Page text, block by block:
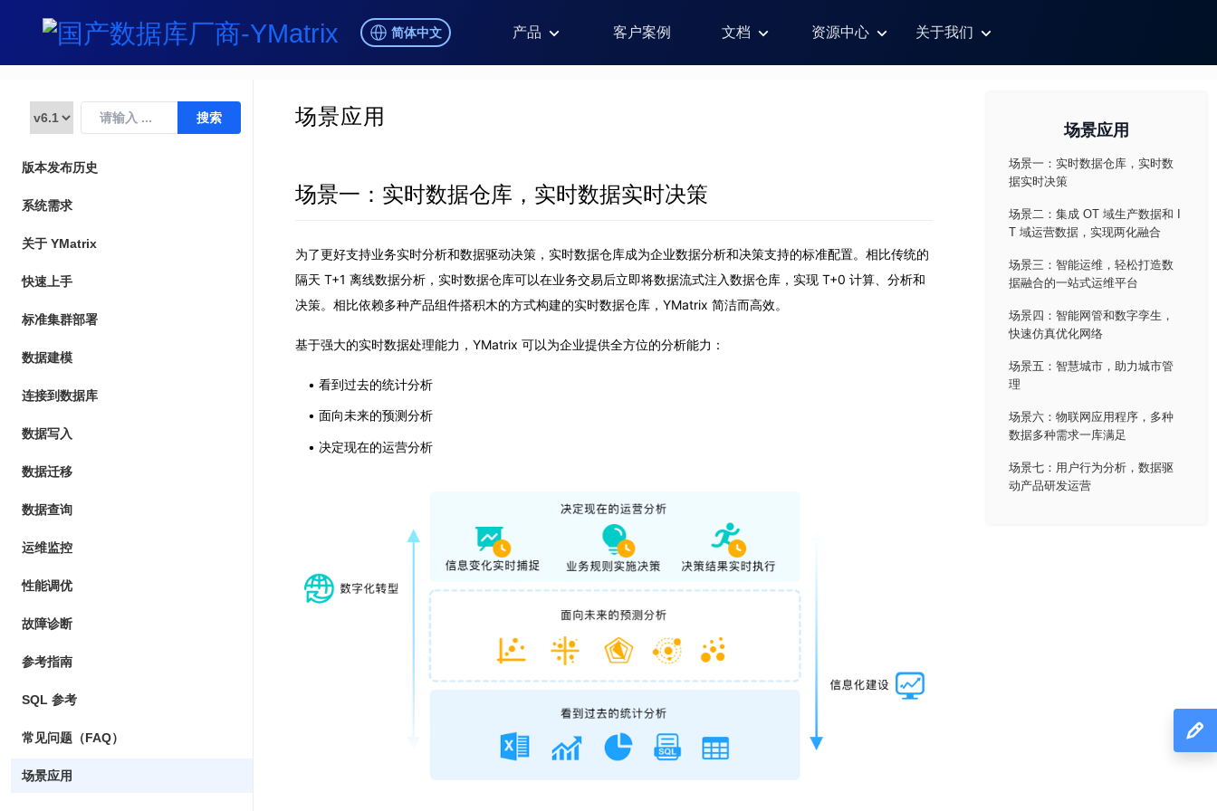
简体中文 产品 客户案例 文档 资源中心 关于我们
版本发布历史
系统需求
关于 YMatrix
快速上手
标准集群部署
数据建模
连接到数据库
数据写入
数据迁移
数据查询
运维监控
性能调优
故障诊断
参考指南
SQL 参考
常见问题（FAQ）
场景应用
场景应用
场景一：实时数据仓库，实时数据实时决策
为了更好支持业务实时分析和数据驱动决策，实时数据仓库成为企业数据分析和决策支持的标准配置。相比传统的
隔天 T+1 离线数据分析，实时数据仓库可以在业务交易后立即将数据流式注入数据仓库，实现 T+0 计算、分析和
决策。相比依赖多种产品组件搭积木的方式构建的实时数据仓库，YMatrix 简洁而高效。
基于强大的实时数据处理能力，YMatrix 可以为企业提供全方位的分析能力：
看到过去的统计分析
面向未来的预测分析
决定现在的运营分析
场景应用
场景一：实时数据仓库，实时数
据实时决策
场景二：集成 OT 域生产数据和 I
T 域运营数据，实现两化融合
场景三：智能运维，轻松打造数
据融合的一站式运维平台
场景四：智能网管和数字孪生，
快速仿真优化网络
场景五：智慧城市，助力城市管
理
场景六：物联网应用程序，多种
数据多种需求一库满足
场景七：用户行为分析，数据驱
动产品研发运营